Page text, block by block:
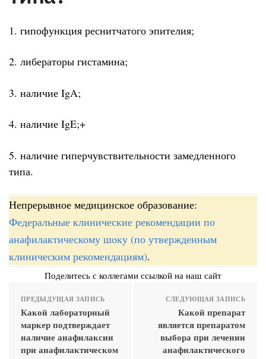
1. гипофункция реснитчатого эпителия;
2. либераторы гистамина;
3. наличие IgA;
4. наличие IgE;+
5. наличие гиперчувствительности замедленного
типа.
Непрерывное медицинское образование:
Федеральные клинические рекомендации по
анафилактическому шоку (по утвержденным
клиническим рекомендациям).
Поделитесь с коллегами ссылкой на наш сайт
ПРЕДЫДУЩАЯ ЗАПИСЬ
Какой лабораторный
маркер подтверждает
наличие анафилаксии
при анафилактическом
СЛЕДУЮЩАЯ ЗАПИСЬ
Какой препарат
является препаратом
выбора при лечении
анафилактического